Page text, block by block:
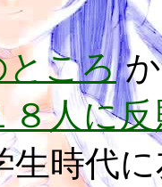
ところ
８人に
生時代